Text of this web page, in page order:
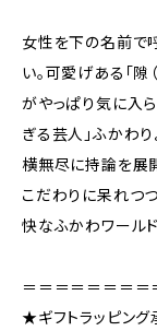
女性を下の名前で呼
い。可愛げある「隙
がやっぱり気に入
ぎる芸人」ふかわ
横無尽に持論を展
こだわりに呆れつつ
快なふかわワール
＝＝＝＝＝＝＝＝
★ギフトラッピン